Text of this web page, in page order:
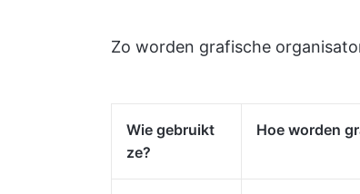
Zo worden grafische
Wie gebruikt
ze?
Hoe worden